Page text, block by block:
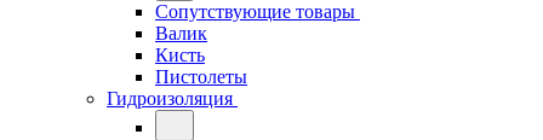
Сопутствующие товары
Валик
Кисть
Пистолеты
Гидроизоляция